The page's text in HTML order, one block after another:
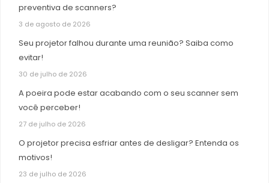
preventiva de scanners?
3 de agosto de 2026
Seu projetor falhou durante uma reunião? Saiba como
evitar!
30 de julho de 2026
A poeira pode estar acabando com o seu scanner sem
você perceber!
27 de julho de 2026
O projetor precisa esfriar antes de desligar? Entenda os
motivos!
23 de julho de 2026